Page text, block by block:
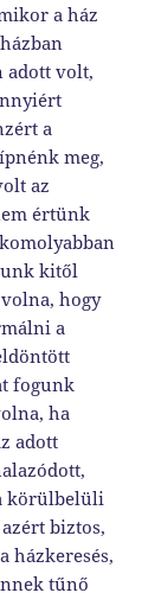
a ház
adott volt,
a
meg,
az
értünk
kitől
hogy
a
fogunk
ha
adott
körülbelüli
biztos,
házkeresés,
tűnő